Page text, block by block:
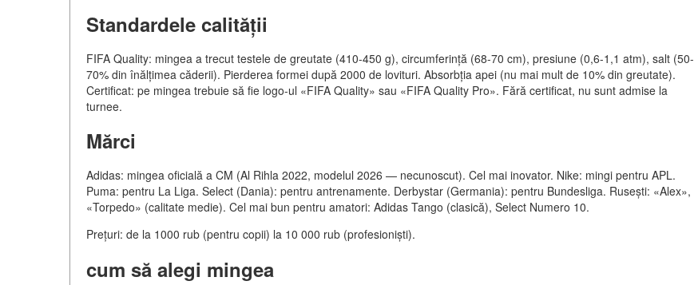
Standardele calității
FIFA Quality: mingea a trecut testele de greutate (410-450 g), circumferință (68-70 cm), presiune (0,6-1,1 atm), salt (50-
70% din înălțimea căderii). Pierderea formei după 2000 de lovituri. Absorbția apei (nu mai mult de 10% din greutate).
Certificat: pe mingea trebuie să fie logo-ul «FIFA Quality» sau «FIFA Quality Pro». Fără certificat, nu sunt admise la
turnee.
Mărci
Adidas: mingea oficială a CM (Al Rihla 2022, modelul 2026 — necunoscut). Cel mai inovator. Nike: mingi pentru APL.
Puma: pentru La Liga. Select (Dania): pentru antrenamente. Derbystar (Germania): pentru Bundesliga. Rusești: «Alex»,
«Torpedo» (calitate medie). Cel mai bun pentru amatori: Adidas Tango (clasică), Select Numero 10.
Prețuri: de la 1000 rub (pentru copii) la 10 000 rub (profesioniști).
cum să alegi mingea